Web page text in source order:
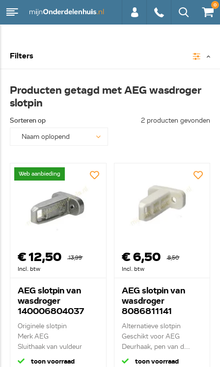
0
Filters
Producten getagd met AEG wasdroger
slotpin
Sorteren op 2 producten gevonden
Web aanbieding
€ 12,50
13,99
Incl. btw
AEG slotpin van
wasdroger
140006804037
Originele slotpin
Merk AEG
Sluithaak van vuldeur
toon voorraad
€ 6,50
8,50
Incl. btw
AEG slotpin van
wasdroger
8086811141
Alternatieve slotpin
Geschikt voor AEG
Deurhaak, pen van d...
toon voorraad